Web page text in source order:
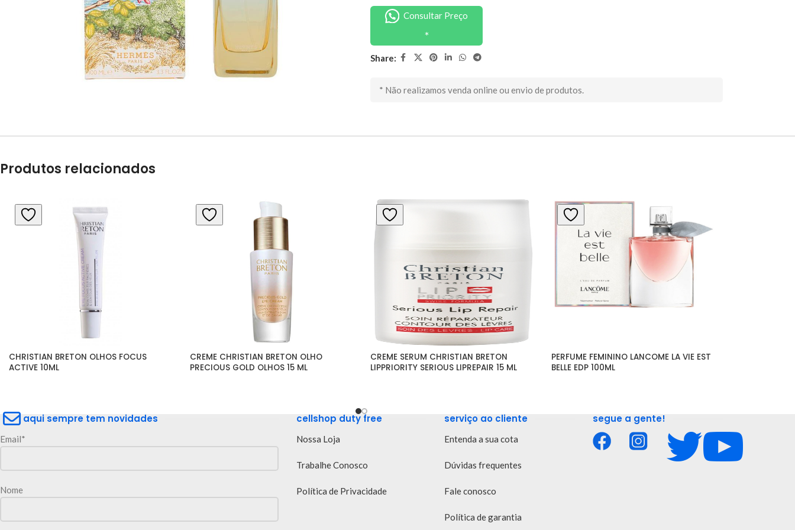
Consultar Preço
Share:
* Não realizamos venda online ou envio de produtos.
Produtos relacionados
CHRISTIAN BRETON OLHOS FOCUS
ACTIVE 10ML
CREME CHRISTIAN BRETON OLHO
PRECIOUS GOLD OLHOS 15 ML
CREME SERUM CHRISTIAN BRETON
LIPPRIORITY SERIOUS LIPREPAIR 15 ML
PERFUME FEMININO LANCOME LA VIE EST
BELLE EDP 100ML
aqui sempre tem novidades
Email*
Nome
cellshop duty free
Nossa Loja
Trabalhe Conosco
Política de Privacidade
serviço ao cliente
Entenda a sua cota
Dúvidas frequentes
Fale conosco
Política de garantia
segue a gente!